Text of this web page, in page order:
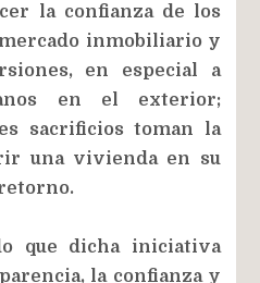
la confianza de los
inmobiliario y
en especial a
en el exterior;
sacrificios toman la
una vivienda en su
que dicha iniciativa
la confianza y